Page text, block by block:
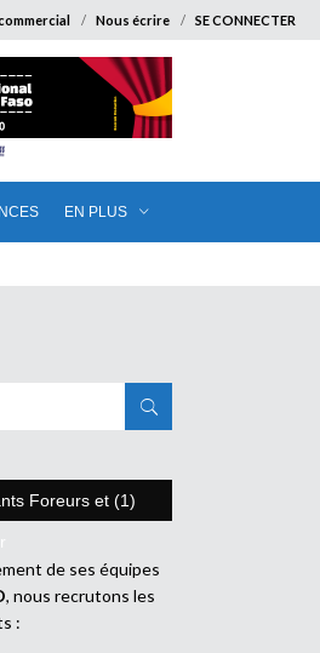
Nous écrire SE CONNECTER
EN PLUS
Foreurs et (1)
de ses équipes
, nous recrutons les
: